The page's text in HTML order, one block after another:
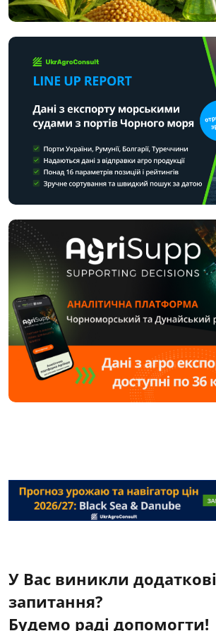
У Вас виникли додаткові
запитання?
Будемо раді допомогти!